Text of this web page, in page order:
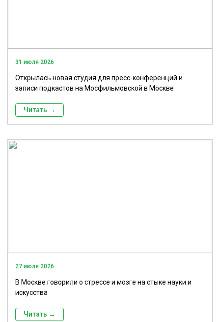
31 июля 2026
Открылась новая студия для пресс-конференций и
записи подкастов на Мосфильмовской в Москве
Читать →
27 июля 2026
В Москве говорили о стрессе и мозге на стыке науки и
искусства
Читать →